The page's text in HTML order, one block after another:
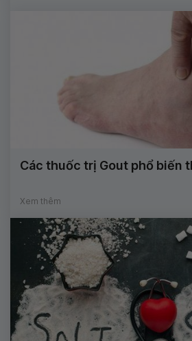
Các thuốc trị Gout phổ biến
Xem thêm